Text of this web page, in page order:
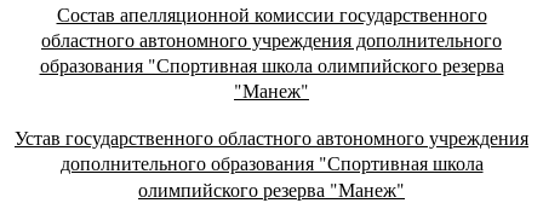
Состав апелляционной комиссии государственного
областного автономного учреждения дополнительного
образования "Спортивная школа олимпийского резерва
"Манеж"
Устав государственного областного автономного учреждения
дополнительного образования "Спортивная школа
олимпийского резерва "Манеж"